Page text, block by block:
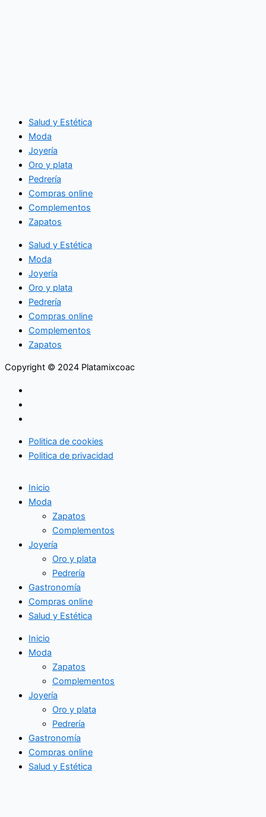
Salud y Estética
Moda
Joyería
Oro y plata
Pedrería
Compras online
Complementos
Zapatos
Salud y Estética
Moda
Joyería
Oro y plata
Pedrería
Compras online
Complementos
Zapatos
Copyright © 2024 Platamixcoac
Politica de cookies
Politica de privacidad
Inicio
Moda
Zapatos
Complementos
Joyería
Oro y plata
Pedrería
Gastronomía
Compras online
Salud y Estética
Inicio
Moda
Zapatos
Complementos
Joyería
Oro y plata
Pedrería
Gastronomía
Compras online
Salud y Estética